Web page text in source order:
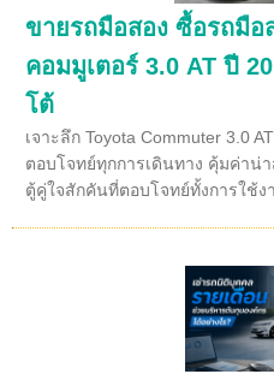
ขายรถมือสอง ซื้อรถมือ
คอมมูเตอร์ 3.0 AT ปี
โต้
เจาะลึก Toyota Commuter 3.0
ตอบโจทย์ทุกการเดินทาง คุ้มค่าน่
ตู้คู่ใจสักคันที่ตอบโจทย์ทั้งการใช้ง